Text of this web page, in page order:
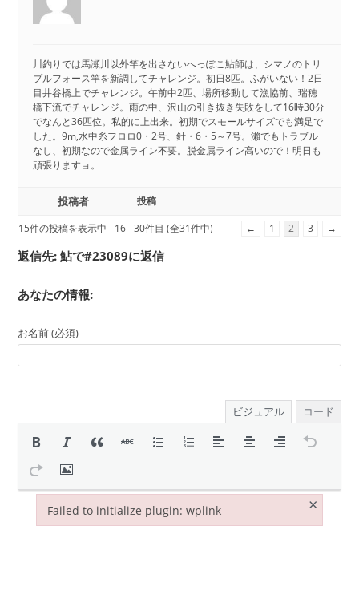
川釣りでは馬瀬川以外竿を出さないへっぽこ鮎師は、シマノのトリ
プルフォース竿を新調してチャレンジ。初日8匹。ふがいない！2日
目井谷橋上でチャレンジ。午前中2匹、場所移動して漁協前、瑞穂
橋下流でチャレンジ。雨の中、沢山の引き抜き失敗をして16時30分
でなんと36匹位。私的に上出来。初期でスモールサイズでも満足で
した。9m,水中糸フロロ0・2号、針・6・5～7号。瀨でもトラブル
なし、初期なので金属ライン不要。脱金属ライン高いので！明日も
頑張りますョ。
投稿者
投稿
15件の投稿を表示中 - 16 - 30件目 (全31件中)
← 1 2 3 →
返信先: 鮎で#23089に返信
あなたの情報:
お名前 (必須)
ビジュアル コード
Failed to initialize plugin: wplink ×
Failed to initialize plugin: wplink